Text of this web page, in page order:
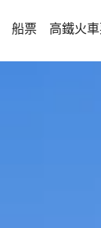
船票 高鐵火